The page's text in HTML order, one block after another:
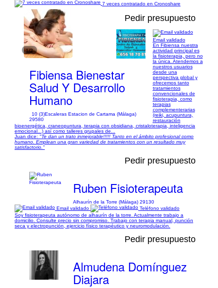
7 veces contratado en Cronoshare
1/2
Pedir presupuesto
Fibiensa Bienestar
Salud Y Desarrollo
Humano
10 (3)Escaleras Estacion de Cartama (Málaga)
29580
Email validado
En Fibiensa nuestra
actividad principal es
la fisioterapia, pero no
la única. Atendemos a
nuestros usuarios
desde una
perspectiva global y
ofrecemos tanto
tratamientos
convencionales de
fisioterapia, como
terapias
complementerarias
(reiki, acupuntura,
restauración
bioenergética, craneopuntura, terapia con obsidiana, cristaloterapia, inteligencia
emocional...) así como talleres grupales de...
Juan dice: "Te dan un trato inmejorable!!!!! Tanto en el ámbito profesional como
humano. Emplean una gran variedad de tratamientos con un resultado muy
satisfactorio."
Pedir presupuesto
Ruben Fisioterapeuta
Alhaurín de la Torre (Málaga) 29130
Email validado
Teléfono validado
Soy fisioterapeuta autónomo de alhaurín de la torre. Actualmente trabajo a
domicilio. Consulte precio sin compromiso. Trabajo con terapia manual, punción
seca y electropunción, ejercicio físico terapéutico y neuromodulación.
Pedir presupuesto
Almudena Domínguez
Diajara